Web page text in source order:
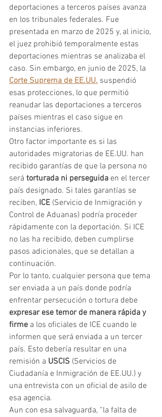
deportaciones a terceros países avanza
en los tribunales federales. Fue
presentada en marzo de 2025 y, al inicio,
el juez prohibió temporalmente estas
deportaciones mientras se analizaba el
caso. Sin embargo, en junio de 2025, la
Corte Suprema de EE.UU. suspendió
esas protecciones, lo que permitió
reanudar las deportaciones a terceros
países mientras el caso sigue en
instancias inferiores.
Otro factor importante es si las
autoridades migratorias de EE.UU. han
recibido garantías de que la persona no
será torturada ni perseguida en el tercer
país designado. Si tales garantías se
reciben, ICE (Servicio de Inmigración y
Control de Aduanas) podría proceder
rápidamente con la deportación. Si ICE
no las ha recibido, deben cumplirse
pasos adicionales, que se detallan a
continuación.
Por lo tanto, cualquier persona que tema
ser enviada a un país donde podría
enfrentar persecución o tortura debe
expresar ese temor de manera rápida y
firme a los oficiales de ICE cuando le
informen que será enviada a un tercer
país. Esto debería resultar en una
remisión a USCIS (Servicios de
Ciudadanía e Inmigración de EE.UU.) y
una entrevista con un oficial de asilo de
esa agencia.
Aun con esa salvaguarda, “la falta de